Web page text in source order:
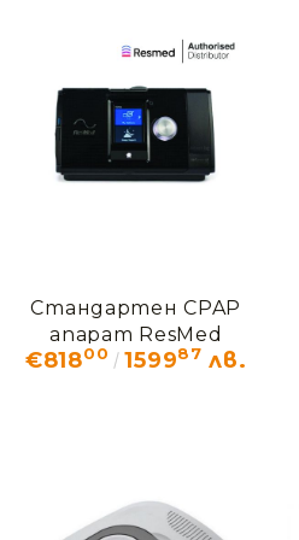
Стандартен CPAP
апарат ResMed
AirSense 10 Elite
€81800 159987 лв.